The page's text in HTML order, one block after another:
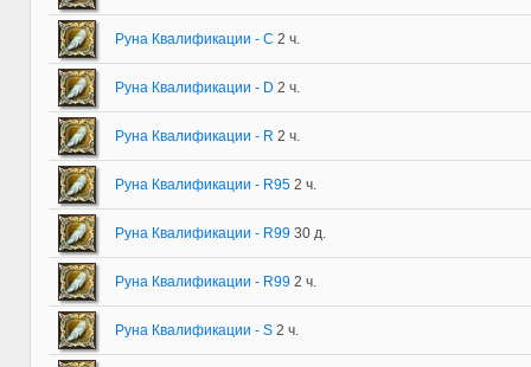
Руна Квалификации - C 2 ч.
Руна Квалификации - D 2 ч.
Руна Квалификации - R 2 ч.
Руна Квалификации - R95 2 ч.
Руна Квалификации - R99 30 д.
Руна Квалификации - R99 2 ч.
Руна Квалификации - S 2 ч.